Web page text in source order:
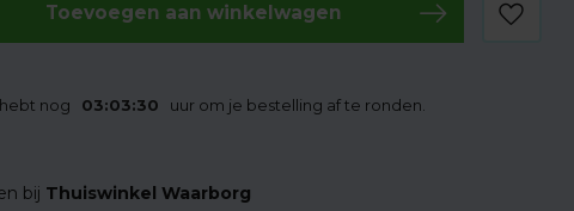
Toevoegen aan winkelwagen
nog 03:03:29 uur om je bestelling af te ronden.
bij Thuiswinkel Waarborg